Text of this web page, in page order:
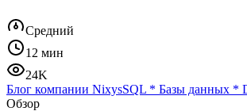
Средний
12 мин
24K
Блог компании NixysSQL * Базы данных *
Обзор